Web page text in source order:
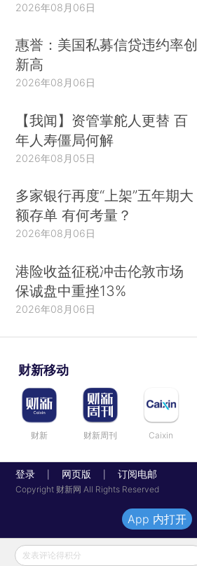
2026年08月06日
惠誉：美国私募信贷违约率创
新高
2026年08月06日
【我闻】资管掌舵人更替 百
年人寿僵局何解
2026年08月05日
多家银行再度“上架”五年期大
额存单 有何考量？
2026年08月06日
港险收益征税冲击伦敦市场
保诚盘中重挫13%
2026年08月06日
财新移动
财新 财新周刊 Caixin
登录 网页版 订阅电邮
Copyright 财新网 All Rights Reserved
发表评论得积分
App 内打开